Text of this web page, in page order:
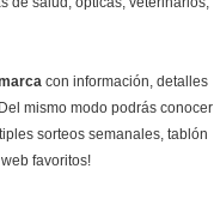
con información, detalles
mismo modo podrás conocer
sorteos semanales, tablón
favoritos!